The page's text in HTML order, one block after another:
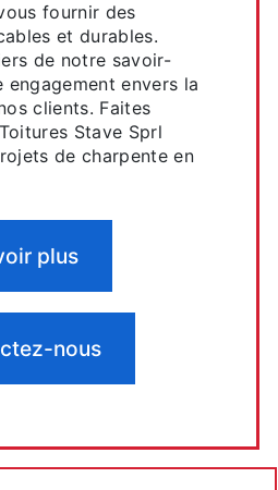
fournir des
et durables.
de notre savoir-
envers la
clients. Faites
Stave Sprl
de charpente en
plus
nous